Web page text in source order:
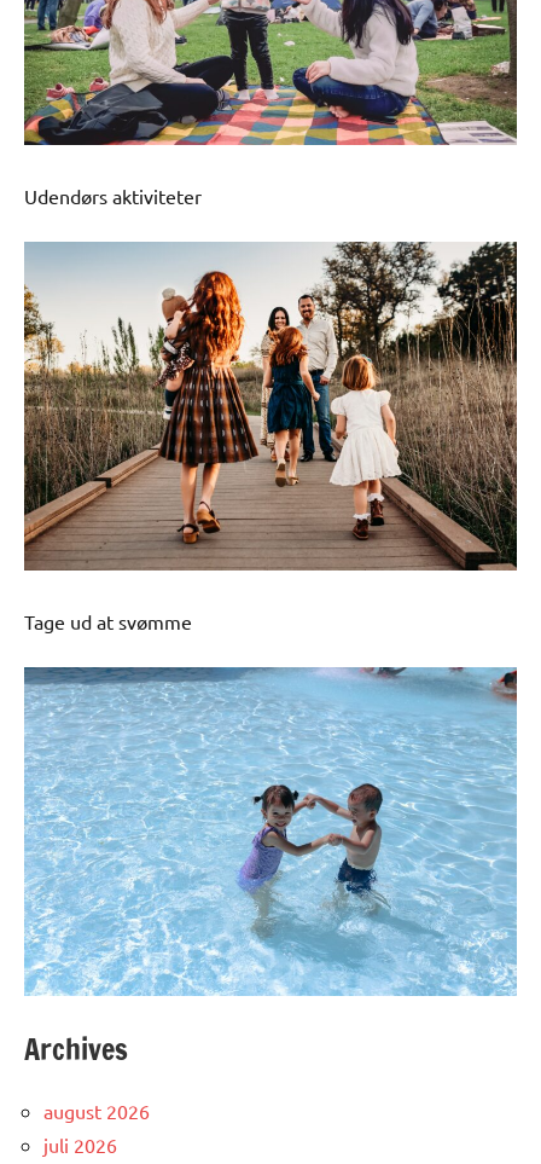
Udendørs aktiviteter
Tage ud at svømme
Archives
august 2026
juli 2026